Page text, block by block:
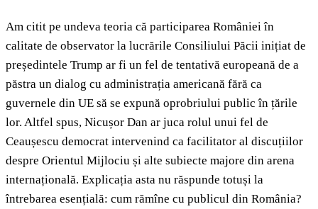
Am citit pe undeva teoria că participarea României în
calitate de observator la lucrările Consiliului Păcii inițiat de
președintele Trump ar fi un fel de tentativă europeană de a
păstra un dialog cu administrația americană fără ca
guvernele din UE să se expună oprobriului public în țările
lor. Altfel spus, Nicușor Dan ar juca rolul unui fel de
Ceaușescu democrat intervenind ca facilitator al discuțiilor
despre Orientul Mijlociu și alte subiecte majore din arena
internațională. Explicația asta nu răspunde totuși la
întrebarea esențială: cum rămîne cu publicul din România?